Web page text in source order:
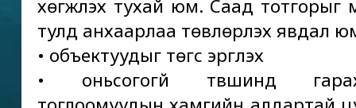
хөгжүүлэх тухай юм. Саад тотгорыг
тулд анхаарлаа төвлөрүүлэх явдал
• объектуудыг төгс эргүүлэх
• оньсогогүй түвшинд